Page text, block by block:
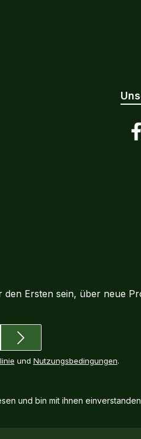
Ersten sein, über neue
und Nutzungsbedingungen.
und bin mit ihnen